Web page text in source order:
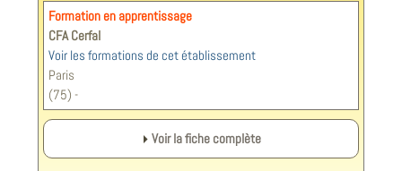
Formation en apprentissage
CFA Cerfal
Voir les formations de cet établissement
Paris
(75) -
Voir la fiche complète